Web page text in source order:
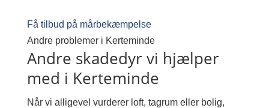
Få tilbud på mårbekæmpelse
Andre problemer i Kerteminde
Andre skadedyr vi hjælper
med i Kerteminde
Når vi alligevel vurderer loft, tagrum eller bolig,